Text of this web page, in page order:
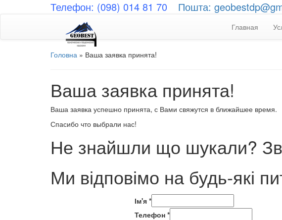
Телефон: (098) 014 81 70 Пошта:
Главная
Головна » Ваша заявка принята!
Ваша заявка принята!
Ваша заявка успешно принята, с Вами свяжутся в ближайшее время.
Спасибо что выбрали нас!
Не знайшли що шукали?
Ми відповімо на будь-які
Ім'я *
Телефон *